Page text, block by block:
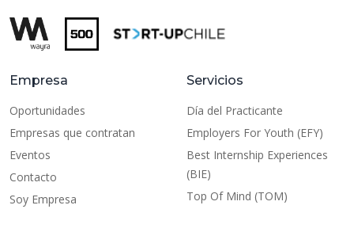
Empresa
Oportunidades
Empresas que contratan
Eventos
Contacto
Soy Empresa
Servicios
Día del Practicante
Employers For Youth (EFY)
Best Internship Experiences
(BIE)
Top Of Mind (TOM)